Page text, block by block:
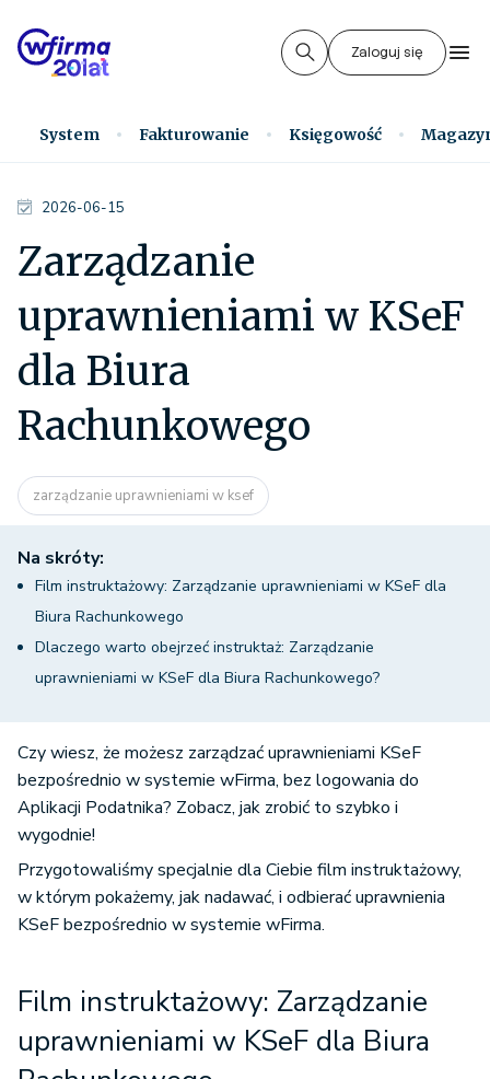
Zaloguj się
System Fakturowanie Księgowość
2026-06-15
Zarządzanie
uprawnieniami w KSeF
dla Biura
Rachunkowego
zarządzanie uprawnieniami w ksef
Na skróty:
Film instruktażowy: Zarządzanie uprawnieniami w KSeF dla
Biura Rachunkowego
Dlaczego warto obejrzeć instruktaż: Zarządzanie
uprawnieniami w KSeF dla Biura Rachunkowego?
Czy wiesz, że możesz zarządzać uprawnieniami KSeF
bezpośrednio w systemie wFirma, bez logowania do
Aplikacji Podatnika? Zobacz, jak zrobić to szybko i
wygodnie!
Przygotowaliśmy specjalnie dla Ciebie film instruktażowy,
w którym pokażemy, jak nadawać, i odbierać uprawnienia
KSeF bezpośrednio w systemie wFirma.
Film instruktażowy: Zarządzanie
uprawnieniami w KSeF dla Biura